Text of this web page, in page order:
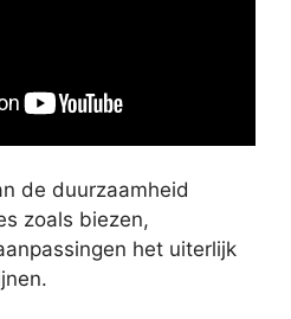
de duurzaamheid
zoals biezen,
het uiterlijk